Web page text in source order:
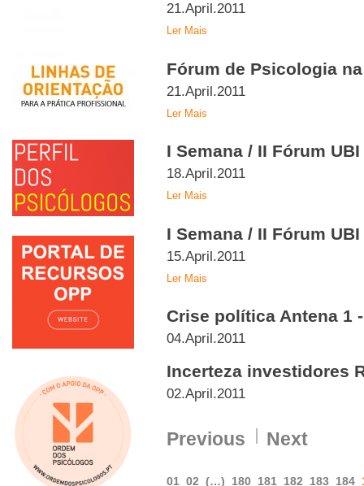
21.April.2011
Ler Mais
Fórum de Psicologia
21.April.2011
Ler Mais
I Semana / II Fórum
18.April.2011
Ler Mais
I Semana / II Fórum
15.April.2011
Ler Mais
Crise política Antena 1
04.April.2011
Incerteza investidores
02.April.2011
Previous Next
01 02 (…) 180 181 182 183 184